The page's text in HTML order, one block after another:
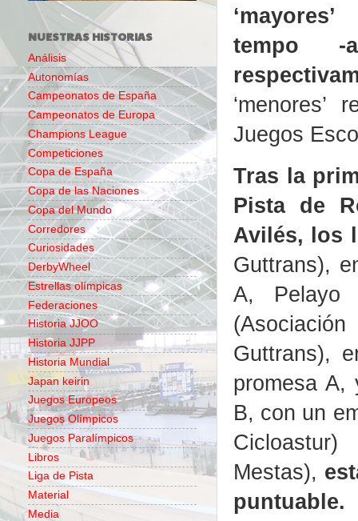
tempo
Juegos
Tras la
Pista de
Avilés, los
Guttrans),
A, Pelayo
Guttrans),
promesa A,
B, con un
Mestas),
puntuable.
NUESTRAS HISTORIAS
Análisis
Autonomías
Campeonatos de España
Campeonatos de Europa
Champions League
Competiciones
Copa de España
Copa de las Naciones
Copa del Mundo
Corredores
Curiosidades
DerbyWheel
Estrellas olímpicas
Federaciones
Historia JJOO
Historia JJPP
Historia Mundial
Japan keirin
Juegos Europeos
Juegos Olímpicos
Juegos Paralímpicos
Libros
Liga de Pista
Material
Media